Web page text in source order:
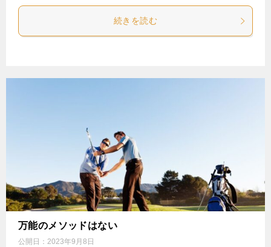
続きを読む
万能のメソッドはない
公開日： 2023年9月8日